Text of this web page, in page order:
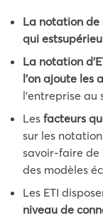
La notation de
qui
La notation
l’on ajoute les
l’entreprise
Les facteurs
sur les
savoir-faire de
des modèles
Les ETI
niveau de